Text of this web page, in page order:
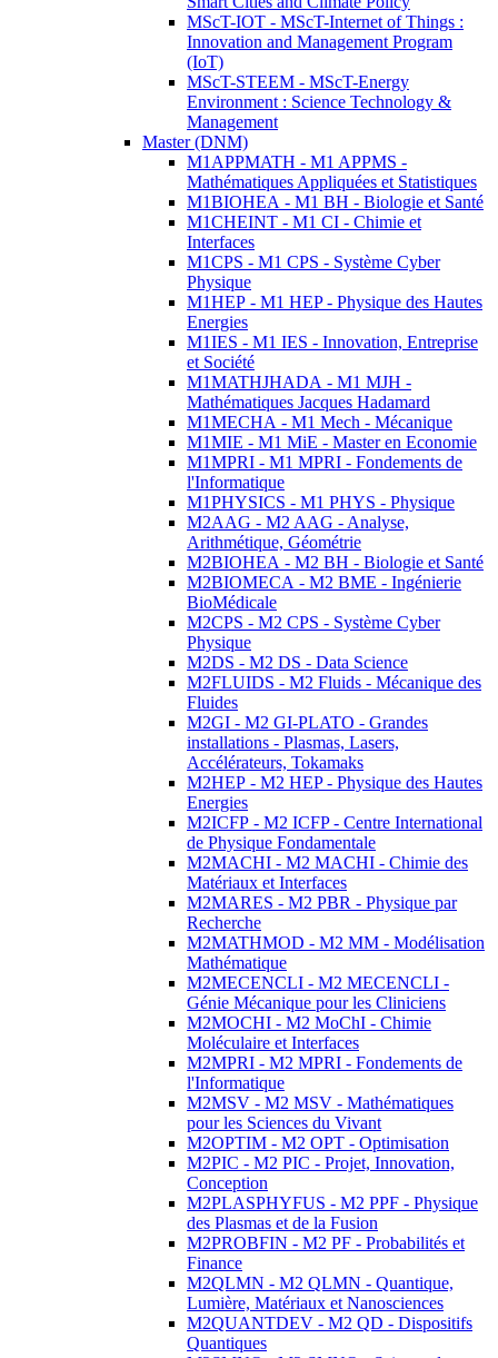
MScT-IOT - MScT-Internet of Things :
Innovation and Management Program
(IoT)
MScT-STEEM - MScT-Energy
Environment : Science Technology &
Management
Master (DNM)
M1APPMATH - M1 APPMS -
Mathématiques Appliquées et Statistiques
M1BIOHEA - M1 BH - Biologie et Santé
M1CHEINT - M1 CI - Chimie et
Interfaces
M1CPS - M1 CPS - Système Cyber
Physique
M1HEP - M1 HEP - Physique des Hautes
Energies
M1IES - M1 IES - Innovation, Entreprise
et Société
M1MATHJHADA - M1 MJH -
Mathématiques Jacques Hadamard
M1MECHA - M1 Mech - Mécanique
M1MIE - M1 MiE - Master en Economie
M1MPRI - M1 MPRI - Fondements de
l'Informatique
M1PHYSICS - M1 PHYS - Physique
M2AAG - M2 AAG - Analyse,
Arithmétique, Géométrie
M2BIOHEA - M2 BH - Biologie et Santé
M2BIOMECA - M2 BME - Ingénierie
BioMédicale
M2CPS - M2 CPS - Système Cyber
Physique
M2DS - M2 DS - Data Science
M2FLUIDS - M2 Fluids - Mécanique des
Fluides
M2GI - M2 GI-PLATO - Grandes
installations - Plasmas, Lasers,
Accélérateurs, Tokamaks
M2HEP - M2 HEP - Physique des Hautes
Energies
M2ICFP - M2 ICFP - Centre International
de Physique Fondamentale
M2MACHI - M2 MACHI - Chimie des
Matériaux et Interfaces
M2MARES - M2 PBR - Physique par
Recherche
M2MATHMOD - M2 MM - Modélisation
Mathématique
M2MECENCLI - M2 MECENCLI -
Génie Mécanique pour les Cliniciens
M2MOCHI - M2 MoChI - Chimie
Moléculaire et Interfaces
M2MPRI - M2 MPRI - Fondements de
l'Informatique
M2MSV - M2 MSV - Mathématiques
pour les Sciences du Vivant
M2OPTIM - M2 OPT - Optimisation
M2PIC - M2 PIC - Projet, Innovation,
Conception
M2PLASPHYFUS - M2 PPF - Physique
des Plasmas et de la Fusion
M2PROBFIN - M2 PF - Probabilités et
Finance
M2QLMN - M2 QLMN - Quantique,
Lumière, Matériaux et Nanosciences
M2QUANTDEV - M2 QD - Dispositifs
Quantiques